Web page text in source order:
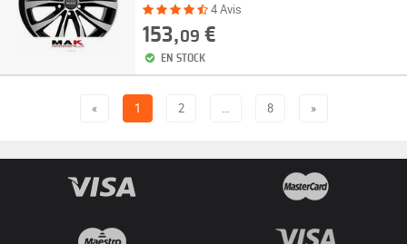
4 Avis
153,09 €
EN STOCK
« 1 2 … 8 »